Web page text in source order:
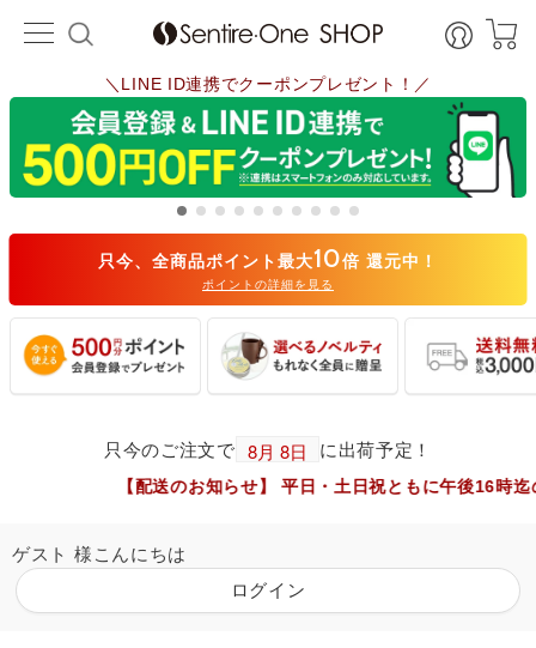
＼週末限定 お買い物感謝祭！／
只今、全商品ポイント最大10倍 還元中！
ポイントの詳細を見る
只今のご注文で に出荷予定！
【配送のお知らせ】 平日・土日祝ともに午後16時迄の
ゲスト 様こんにちは
ログイン